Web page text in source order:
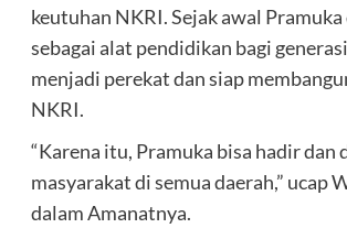
keutuhan NKRI. Sejak awal
sebagai alat pendidikan bagi
menjadi perekat dan siap
NKRI.
“Karena itu, Pramuka bisa hadir dan
masyarakat di semua daerah,” ucap
dalam Amanatnya.